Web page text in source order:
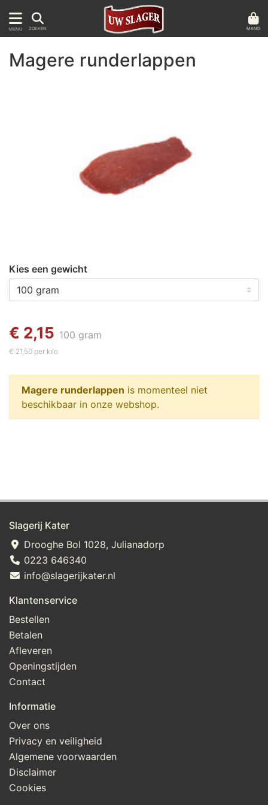
MENU ZOEKEN MAND
Magere runderlappen
Kies een gewicht
€ 2,15 100 gram
€ 21,50 per kilo
Magere runderlappen is momenteel niet
beschikbaar in onze webshop.
Slagerij Kater
Drooghe Bol 1028, Julianadorp
0223 646340
info@slagerijkater.nl
Klantenservice
Bestellen
Betalen
Afleveren
Openingstijden
Contact
Informatie
Over ons
Privacy en veiligheid
Algemene voorwaarden
Disclaimer
Cookies